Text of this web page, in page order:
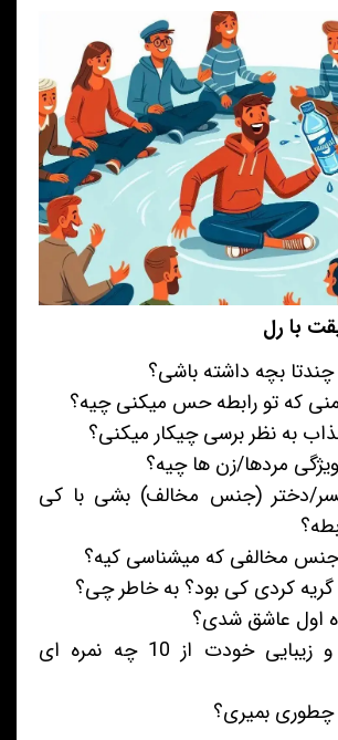
با رل
بچه داشته باشی؟
که تو رابطه حس میکنی چیه؟
به نظر برسی چیکار میکنی؟
مردها/زن ها چیه؟
دختر (جنس مخالف) بشی با کی
مخالفی که میشناسی کیه؟
گریه کردی کی بود؟ به خاطر چی؟
اول عاشق شدی؟
به جذابیت و زیبایی خودت از 10 چه نمره ای
بمیری؟